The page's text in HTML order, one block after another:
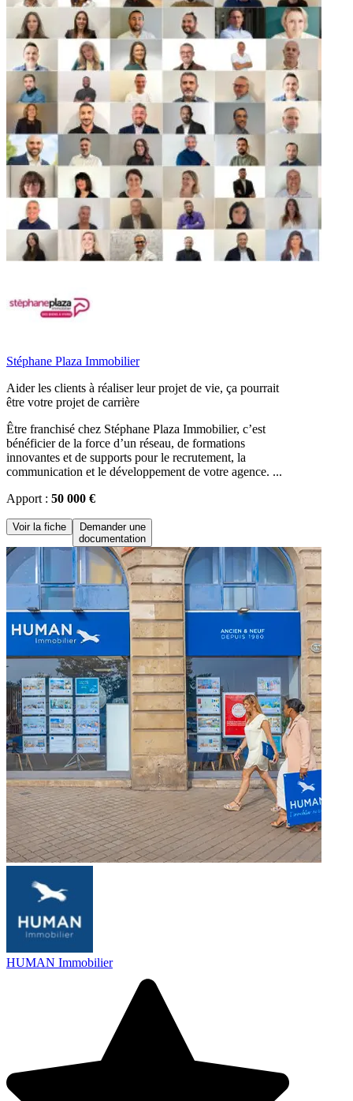
Stéphane Plaza Immobilier
Aider les clients à réaliser leur projet de vie, ça pourrait
être votre projet de carrière
Être franchisé chez Stéphane Plaza Immobilier, c’est
bénéficier de la force d’un réseau, de formations
innovantes et de supports pour le recrutement, la
communication et le développement de votre agence. ...
Apport : 50 000 €
Voir la fiche
Demander une
documentation
HUMAN Immobilier